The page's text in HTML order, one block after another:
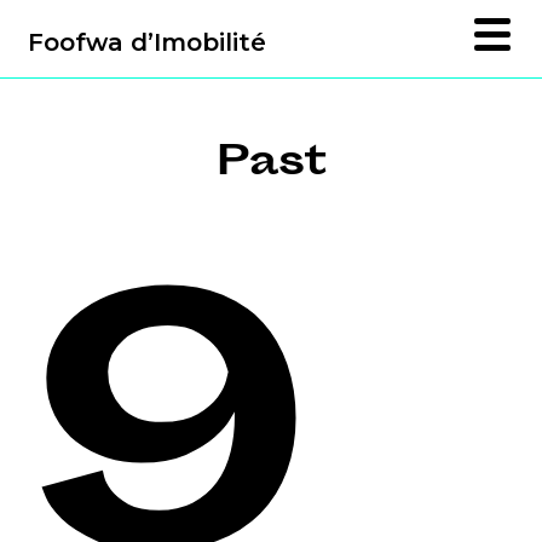
Foofwa d’Imobilité
Past